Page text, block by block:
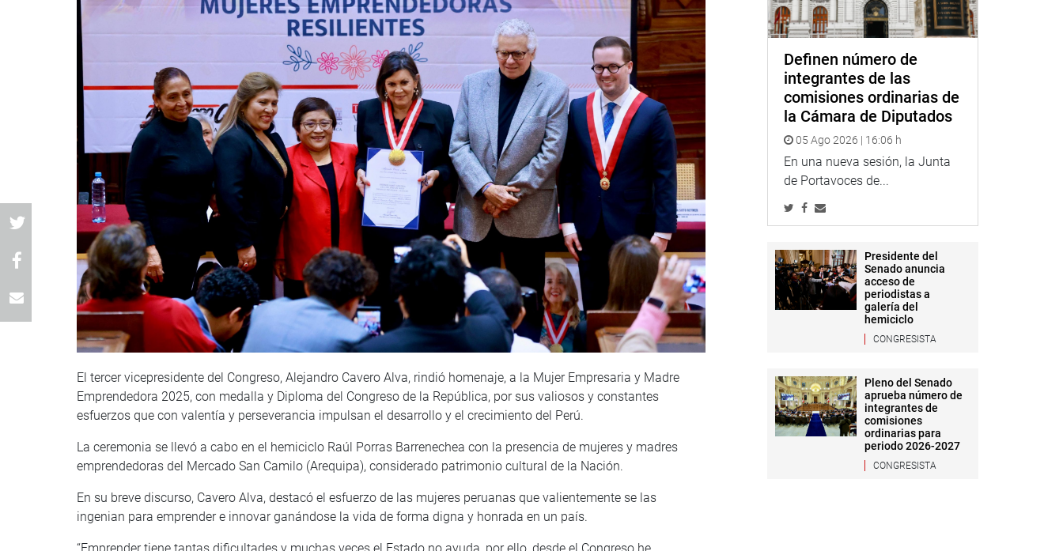
El tercer vicepresidente del Congreso, Alejandro Cavero Alva, rindió homenaje, a la Mujer Empresaria y Madre
Emprendedora 2025, con medalla y Diploma del Congreso de la República, por sus valiosos y constantes
esfuerzos que con valentía y perseverancia impulsan el desarrollo y el crecimiento del Perú.
La ceremonia se llevó a cabo en el hemiciclo Raúl Porras Barrenechea con la presencia de mujeres y madres
emprendedoras del Mercado San Camilo (Arequipa), considerado patrimonio cultural de la Nación.
En su breve discurso, Cavero Alva, destacó el esfuerzo de las mujeres peruanas que valientemente se las
ingenian para emprender e innovar ganándose la vida de forma digna y honrada en un país.
Definen número de
integrantes de las
comisiones ordinarias de
la Cámara de Diputados
05 Ago 2026 | 16:06 h
En una nueva sesión, la Junta
de Portavoces de...
Presidente del
Senado anuncia
acceso de
periodistas a
galería del
hemiciclo
CONGRESISTA
Pleno del Senado
aprueba número de
integrantes de
comisiones
ordinarias para
periodo 2026-2027
CONGRESISTA